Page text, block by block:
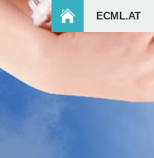
ECML.AT